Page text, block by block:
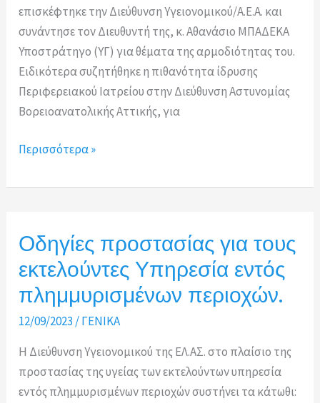
επισκέφτηκε την Διεύθυνση Υγειονομικού/Α.Ε.Α. και
συνάντησε τον Διευθυντή της, κ. Αθανάσιο ΜΠΑΔΕΚΑ
Υποστράτηγο (ΥΓ) για θέματα της αρμοδιότητας του.
Ειδικότερα συζητήθηκε η πιθανότητα ίδρυσης
Περιφερειακού Ιατρείου στην Διεύθυνση Αστυνομίας
Βορειοανατολικής Αττικής, για
Συνάντηση
Διευθυντή
Υγειονομικού
με
το
Γραμματέα
της
Ε.ΑΣ.Υ.Β/
Α.Α.
Περισσότερα »
Οδηγίες προστασίας για τους
εκτελούντες Υπηρεσία εντός
πλημμυρισμένων περιοχών.
12/09/2023 /ΓΕΝΙΚΑ
Η Διεύθυνση Υγειονομικού της ΕΛ.ΑΣ. στο πλαίσιο της
προστασίας της υγείας των εκτελούντων υπηρεσία
εντός πλημμυρισμένων περιοχών συστήνει τα κάτωθι: